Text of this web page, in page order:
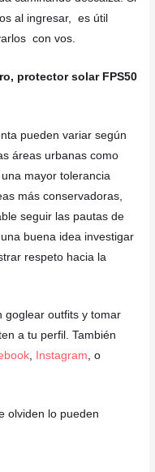
al ingresar, es útil
con vos.
, protector solarFPS50
pueden variar según
áreas urbanas como
mayor tolerancia
más conservadoras,
seguir las pautas de
buena idea investigar
respeto hacia la
goglear outfits y tomar
a tu perfil. También
, Instagram, o
olviden lo pueden